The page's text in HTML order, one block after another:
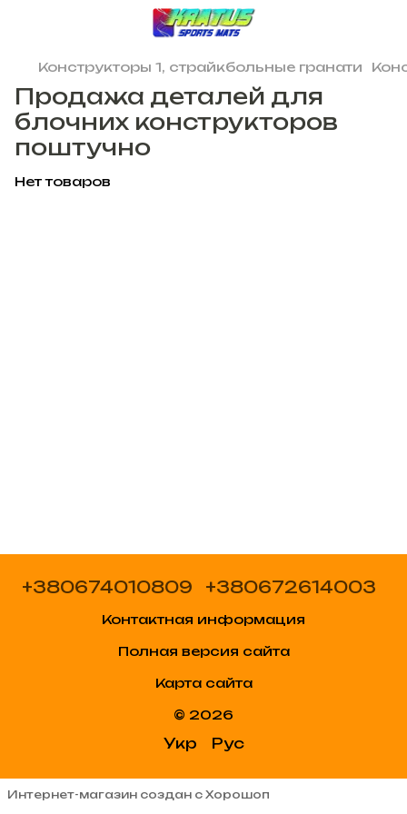
Конструкторы 1, страйкбольные гранати
Продажа деталей для
блочних конструкторов
поштучно
Нет товаров
+380674010809 +380672614003
Контактная информация
Полная версия сайта
Карта сайта
© 2026
Укр Рус
Интернет-магазин создан с Хорошоп